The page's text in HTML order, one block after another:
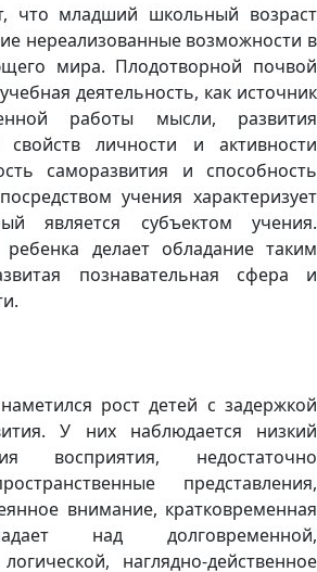
что младший школьный возраст
нереализованные возможности в
мира. Плодотворной почвой
деятельность, как источник
работы мысли, развития
личности и активности
саморазвития и способность
учения характеризует
является субъектом учения.
делает обладание таким
познавательная сфера и
рост детей с задержкой
У них наблюдается низкий
восприятия, недостаточно
представления,
внимание, кратковременная
над долговременной,
наглядно-действенное